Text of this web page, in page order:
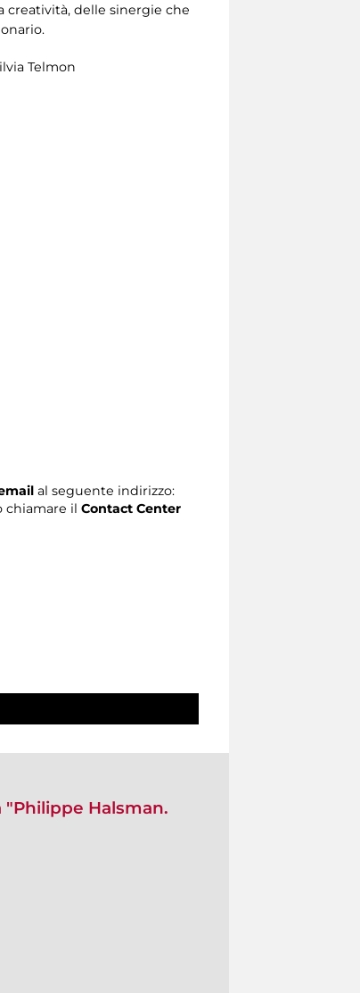
creatività, delle sinergie che
Telmon
al seguente indirizzo:
chiamare il Contact Center
Halsman.